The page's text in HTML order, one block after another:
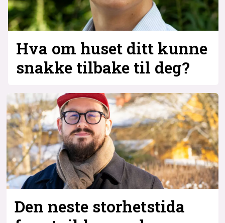
Hva om huset ditt kunne
snakke tilbake til deg?
Den neste storhetstida